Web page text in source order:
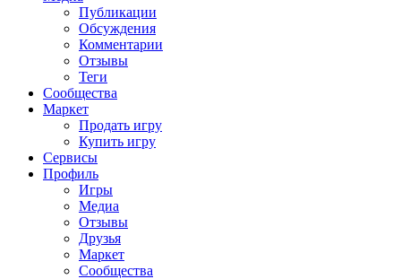
Публикации
Обсуждения
Комментарии
Отзывы
Теги
Сообщества
Маркет
Продать игру
Купить игру
Сервисы
Профиль
Игры
Медиа
Отзывы
Друзья
Маркет
Сообщества